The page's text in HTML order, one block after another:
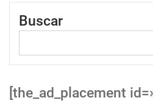
Buscar
[the_ad_placement